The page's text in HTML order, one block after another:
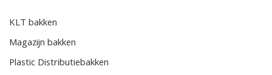
KLT bakken
Magazijn bakken
Plastic Distributiebakken